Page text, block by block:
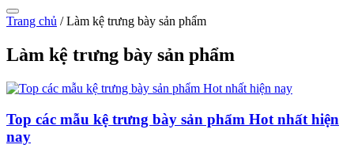
Trang chủ /Làm kệ trưng bày sản phẩm
Làm kệ trưng bày sản phẩm
Top các mẫu kệ trưng bày sản phẩm Hot nhất hiện
nay